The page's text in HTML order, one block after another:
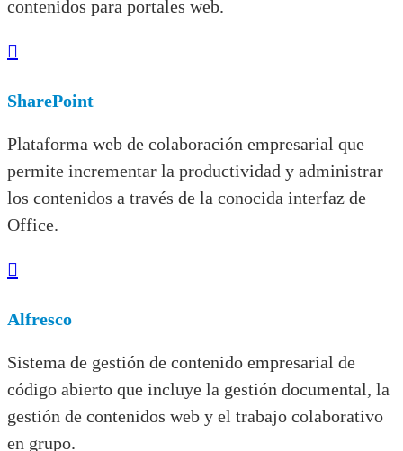
contenidos para portales web.

SharePoint
Plataforma web de colaboración empresarial que
permite incrementar la productividad y administrar
los contenidos a través de la conocida interfaz de
Office.

Alfresco
Sistema de gestión de contenido empresarial de
código abierto que incluye la gestión documental, la
gestión de contenidos web y el trabajo colaborativo
en grupo.